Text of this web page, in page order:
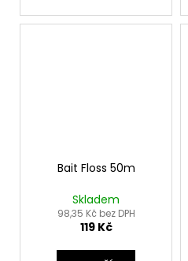
Bait Floss 50m
Skladem
98,35 Kč bez DPH
119 Kč